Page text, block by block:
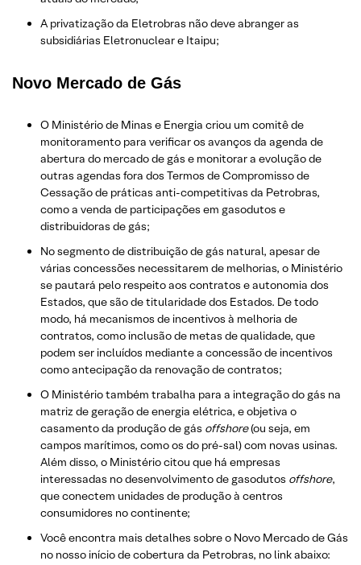
A privatização da Eletrobras não deve abranger as
subsidiárias Eletronuclear e Itaipu;
Novo Mercado de Gás
O Ministério de Minas e Energia criou um comitê de
monitoramento para verificar os avanços da agenda de
abertura do mercado de gás e monitorar a evolução de
outras agendas fora dos Termos de Compromisso de
Cessação de práticas anti-competitivas da Petrobras,
como a venda de participações em gasodutos e
distribuidoras de gás;
No segmento de distribuição de gás natural, apesar de
várias concessões necessitarem de melhorias, o Ministério
se pautará pelo respeito aos contratos e autonomia dos
Estados, que são de titularidade dos Estados. De todo
modo, há mecanismos de incentivos à melhoria de
contratos, como inclusão de metas de qualidade, que
podem ser incluídos mediante a concessão de incentivos
como antecipação da renovação de contratos;
O Ministério também trabalha para a integração do gás na
matriz de geração de energia elétrica, e objetiva o
casamento da produção de gás offshore(ou seja, em
campos marítimos, como os do pré-sal) com novas usinas.
Além disso, o Ministério citou que há empresas
interessadas no desenvolvimento de gasodutos offshore,
que conectem unidades de produção à centros
consumidores no continente;
Você encontra mais detalhes sobre o Novo Mercado de Gás
no nosso início de cobertura da Petrobras, no link abaixo: